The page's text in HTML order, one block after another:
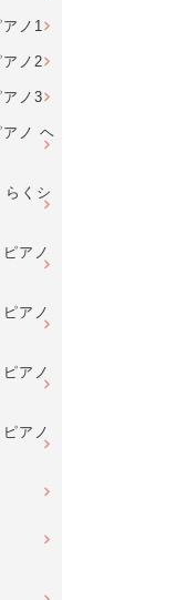
ノ1
ノ2
ノ3
アノ ヘ
らくシ
アノ
アノ
アノ
アノ